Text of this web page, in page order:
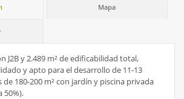
Mapa
J2B y 2.489 m² de edificabilidad total,
y apto para el desarrollo de 11-13
180-200 m² con jardín y piscina privada
50%).